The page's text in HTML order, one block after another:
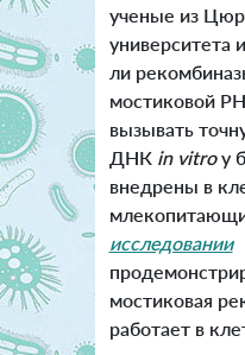
ученые из
университета
ли
мостиковой
вызывать
ДНК in vitroу
внедрены в
исследовании
мостиковая
работает в